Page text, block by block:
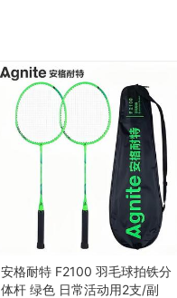
安格耐特 F2100 羽毛球拍铁分
体杆 绿色 日常活动用2支/副